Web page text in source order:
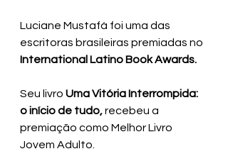
Luciane Mustafá foi uma das
escritoras brasileiras premiadas no
International Latino Book Awards.
Seu livro Uma Vitória Interrompida:
o início de tudo, recebeu a
premiação como Melhor Livro
Jovem Adulto.